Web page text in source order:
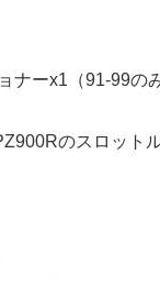
ナーx1（91-99のみ
のスロット